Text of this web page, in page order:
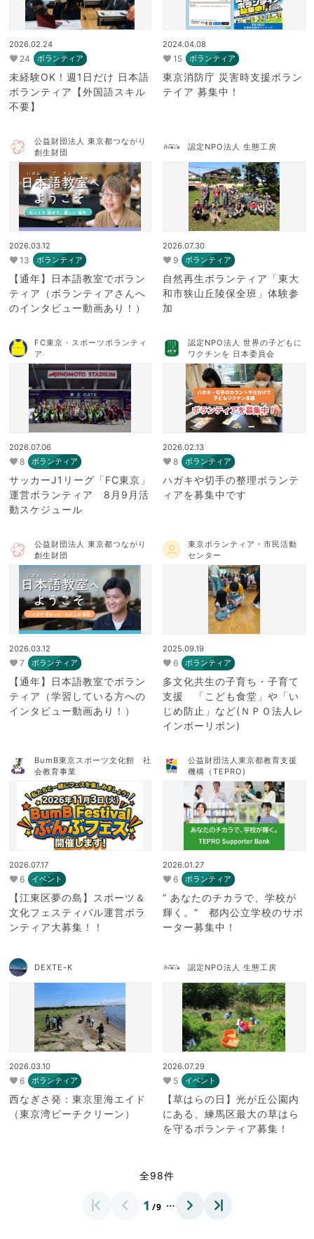
2026.02.24
24 ボランティア
未経験OK！週1日だけ 日本語
ボランティア【外国語スキル
不要】
2024.04.08
15 ボランティア
東京消防庁 災害時支援ボラン
テイア 募集中！
公益財団法人 東京都つながり
創生財団
2026.03.12
13 ボランティア
【通年】日本語教室でボラン
ティア（ボランティアさんへ
のインタビュー動画あり！）
認定NPO法人 生態工房
2026.07.30
9 ボランティア
自然再生ボランティア「東大
和市狭山丘陵保全班」体験参
加
FC東京・スポーツボランティ
ア
2026.07.06
8 ボランティア
サッカーJ1リーグ「FC東京」
運営ボランティア 8月9月活
動スケジュール
認定NPO法人 世界の子どもに
ワクチンを 日本委員会
2026.02.13
8 ボランティア
ハガキや切手の整理ボランテ
ィアを募集中です
公益財団法人 東京都つながり
創生財団
2026.03.12
7 ボランティア
【通年】日本語教室でボラン
ティア（学習している方への
インタビュー動画あり！）
東京ボランティア・市民活動
センター
2025.09.19
6 ボランティア
多文化共生の子育ち・子育て
支援 「こども食堂」や「い
じめ防止」など(ＮＰＯ法人レ
インボーリボン)
BumB東京スポーツ文化館 社
会教育事業
2026.07.17
6 イベント
【江東区夢の島】スポーツ＆
文化フェスティバル運営ボラ
ンティア大募集！！
公益財団法人東京都教育支援
機構（TEPRO)
2026.01.27
6 ボランティア
” あなたのチカラで、学校が
輝く。” 都内公立学校のサポ
ーター募集中！
DEXTE-K
2026.03.10
6 ボランティア
西なぎさ発：東京里海エイド
（東京湾ビーチクリーン）
認定NPO法人 生態工房
2026.07.29
5 イベント
【草はらの日】光が丘公園内
にある、練馬区最大の草はら
を守るボランティア募集！
全98件
1 /9 …